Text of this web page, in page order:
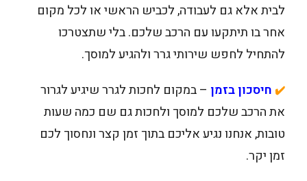
לבית אלא גם לעבודה, לכביש הראשי או לכל מקום
אחר בו תיתקעו עם הרכב שלכם. בלי שתצטרכו
להתחיל לחפש שירותי גרר ולהגיע למוסך.
✔️ חיסכון בזמן – במקום לחכות לגרר שיגיע לגרור
את הרכב שלכם למוסך ולחכות גם שם כמה שעות
טובות, אנחנו נגיע אליכם בתוך זמן קצר ונחסוך לכם
זמן יקר.